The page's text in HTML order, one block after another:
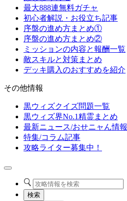
最大888連無料ガチャ
初心者解説・お役立ち記事
序盤の進め方まとめ①
序盤の進め方まとめ②
ミッションの内容と報酬一覧
敵スキルと対策まとめ
デッキ購入のおすすめを紹介
その他情報
黒ウィズクイズ問題一覧
黒ウィズ界No.1精霊まとめ
最新ニュース/おせニャん情報
特集/コラム記事
攻略ライター募集中！
検索